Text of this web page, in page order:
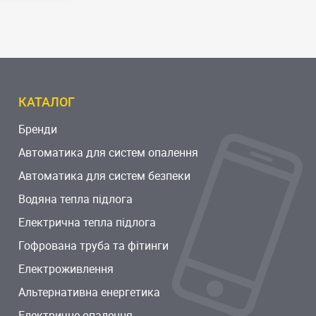
КАТАЛОГ
Бренди
Автоматика для систем опалення
Автоматика для систем безпеки
Водяна тепла підлога
Електрична тепла підлога
Гофрована труба та фітинги
Електроживлення
Альтернативна енергетика